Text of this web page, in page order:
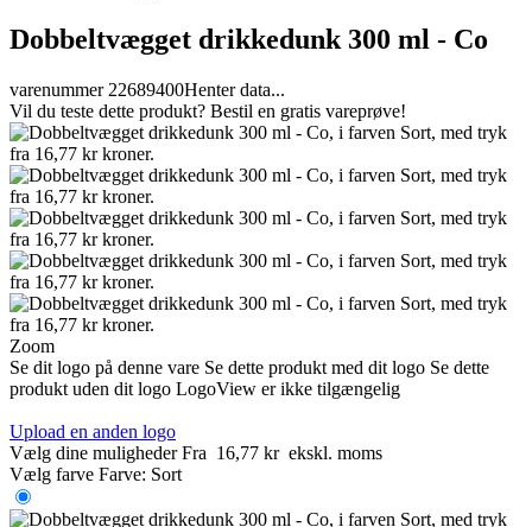
Dobbeltvægget drikkedunk 300 ml - Co
varenummer 22689400Henter data...
Vil du teste dette produkt? Bestil en gratis vareprøve!
Zoom
Se dit logo på denne vare Se dette produkt med dit logo Se dette
produkt uden dit logo LogoView er ikke tilgængelig
Upload en anden logo
Vælg dine muligheder Fra 16,77 kr ekskl. moms
Vælg farve Farve: Sort